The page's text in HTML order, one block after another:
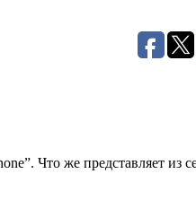
Что же представляет из